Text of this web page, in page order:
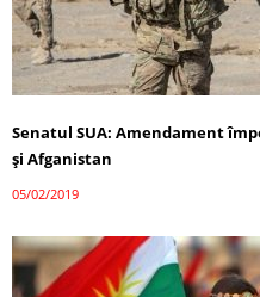
Senatul SUA: Amendament
şi Afganistan
05/02/2019